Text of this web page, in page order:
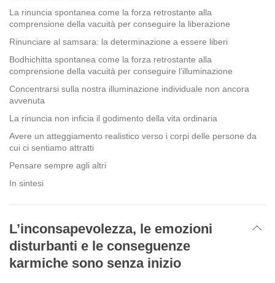
La rinuncia spontanea come la forza retrostante alla
comprensione della vacuità per conseguire la liberazione
Rinunciare al samsara: la determinazione a essere liberi
Bodhichitta spontanea come la forza retrostante alla
comprensione della vacuità per conseguire l’illuminazione
Concentrarsi sulla nostra illuminazione individuale non ancora
avvenuta
La rinuncia non inficia il godimento della vita ordinaria
Avere un atteggiamento realistico verso i corpi delle persone da
cui ci sentiamo attratti
Pensare sempre agli altri
In sintesi
L’inconsapevolezza, le emozioni
disturbanti e le conseguenze
karmiche sono senza inizio